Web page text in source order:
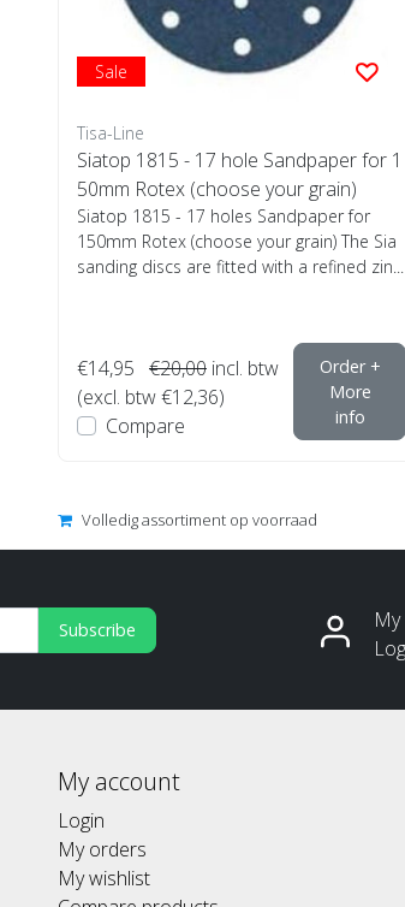
Sale
Tisa-Line
Siatop 1815 - 17 hole Sandpaper for 1
50mm Rotex (choose your grain)
Siatop 1815 - 17 holes Sandpaper for
150mm Rotex (choose your grain) The Sia
sanding discs are fitted with a refined zin...
€14,95 €20,00 incl. btw
(excl. btw €12,36)
Compare
Order +
More
info
Volledig assortiment op voorraad
Subscribe
My account
Login
My orders
My wishlist